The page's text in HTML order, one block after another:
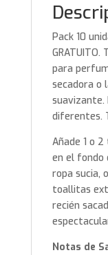
Pack 10
para
secadora o
suavizante.
diferentes.
Añade 1 o
en el fondo
ropa sucia,
toallitas
recién
Notas de